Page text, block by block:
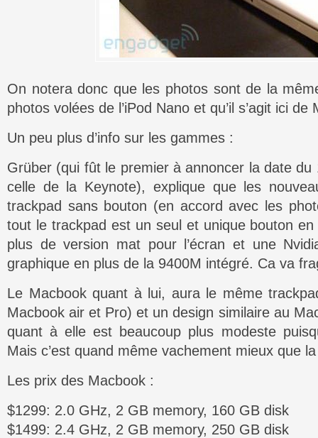
On notera donc que les photos sont de la
photos volées de l’iPod Nano et qu’il s’agit ici de
Un peu plus d’info sur les gammes :
Grüber (qui fût le premier à annoncer la date
celle de la Keynote), explique que les
trackpad sans bouton (en accord avec les
tout le trackpad est un seul et unique bouton en
plus de version mat pour l’écran et une
graphique en plus de la 9400M intégré. Ca va
Le Macbook quant à lui, aura le même
Macbook air et Pro) et un design similaire au
quant à elle est beaucoup plus modeste
Mais c’est quand même vachement mieux que
Les prix des Macbook :
$1299: 2.0 GHz, 2 GB memory, 160 GB disk
$1499: 2.4 GHz, 2 GB memory, 250 GB disk